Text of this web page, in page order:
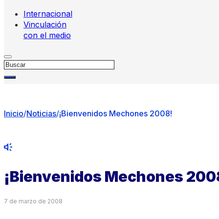
Internacional
Vinculación
con el medio
Buscar
Inicio/Noticias/¡Bienvenidos Mechones 2008!
¡Bienvenidos Mechones
7 de marzo de 2008